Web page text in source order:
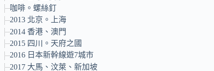
咖啡。螺絲釘
2013 北京。上海
2014 香港、澳門
2015 四川。天府之國
2016 日本新幹線遊7城市
2017 大馬、汶萊、新加坡